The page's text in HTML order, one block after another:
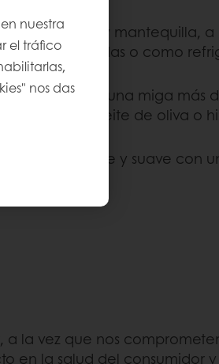
con ajo y mantequilla, a
de comidas o como
variación con una miga más
incluye aceite de oliva o
baguette dulce y suave con
brioche
la vez que nos
en la salud del consumidor y
nuestra
el tráfico
nos das